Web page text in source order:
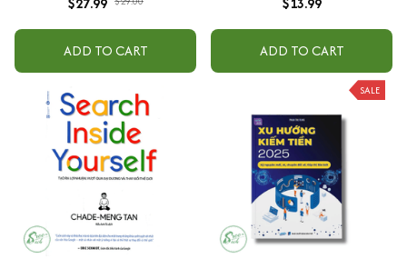
ADD TO CART ADD TO CART
SALE